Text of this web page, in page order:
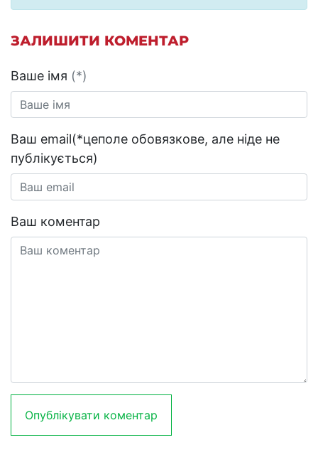
ЗАЛИШИТИ КОМЕНТАР
Ваше імя (*)
Ваш email(*цеполе обовязкове, але ніде не
публікується)
Ваш коментар